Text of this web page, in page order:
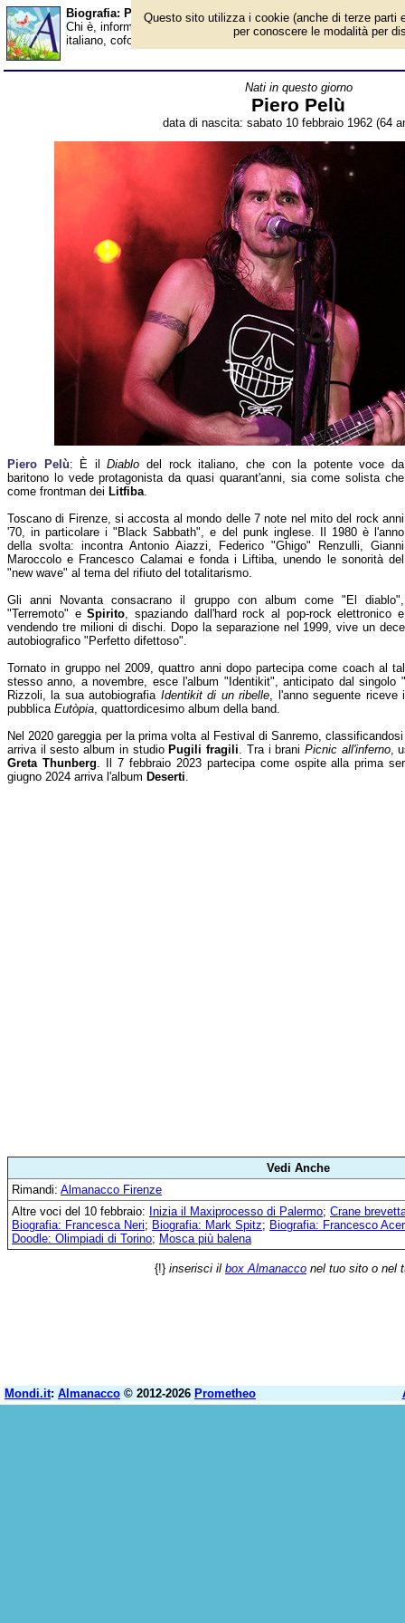
Biografia: Piero Pelù - età - Almanacco
Chi è, informazioni, foto, qual è la data di nascita, età, dove è
italiano, cofondatore e leader dei Litfiba. Breve biografia. Voce
Nati in questo giorno
Piero Pelù
data di nascita: sabato 10 febbraio 1962 (64
Piero Pelù: È ilDiablo del rock italiano, che con la potente voce da
baritono lo vede protagonista da quasi quarant'anni, sia come solista che
come frontman dei Litfiba.
Toscano di Firenze, si accosta al mondo delle 7 note nel mito del rock anni
'70, in particolare i "Black Sabbath", e del punk inglese. Il 1980 è l'anno
della svolta: incontra Antonio Aiazzi, Federico "Ghigo" Renzulli, Gianni
Maroccolo e Francesco Calamai e fonda i Liftiba, unendo le sonorità del
"new wave" al tema del rifiuto del totalitarismo.
Gli anni Novanta consacrano il gruppo con album come "El diablo",
"Terremoto" eSpirito, spaziando dall'hard rock al pop-rock elettronico e
vendendo tre milioni di dischi. Dopo la separazione nel 1999, vive un
autobiografico "Perfetto difettoso".
Tornato in gruppo nel 2009, quattro anni dopo partecipa come coach al
stesso anno, a novembre, esce l'album "Identikit", anticipato dal singolo
Rizzoli, la sua autobiografia Identikit di un ribelle, l'anno seguente
pubblica Eutòpia, quattordicesimo album della band.
Nel 2020 gareggia per la prima volta al Festival di Sanremo,
arriva il sesto album in studio Pugili fragili. Tra i brani Picnic all'inferno,
Greta Thunberg. Il 7 febbraio 2023 partecipa come ospite alla prima
giugno 2024 arriva l'album Deserti.
Vedi Anche
Rimandi: Almanacco Firenze
Altre voci del 10 febbraio: Inizia il Maxiprocesso di Palermo; Crane
Biografia: Francesca Neri; Biografia: Mark Spitz; Biografia: Francesco
Doodle: Olimpiadi di Torino; Mosca più balena
{!} inserisci il box Almanacco nel tuo sito o nel
Mondi.it: Almanacco © 2012-2026 Prometheo
Questo sito utilizza i cookie (anche di terze parti
per conoscere le modalità per